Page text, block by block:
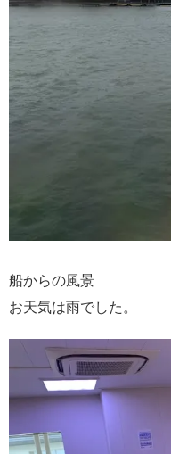
船からの風景
お天気は雨でした。